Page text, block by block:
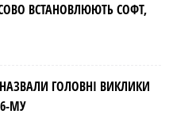
ВСТАНОВЛЮЮТЬ СОФТ,
ГОЛОВНІ ВИКЛИКИ
МУ